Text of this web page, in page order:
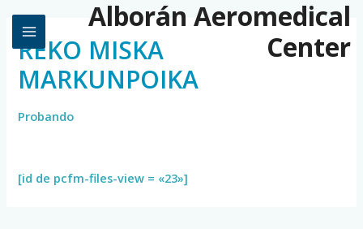
Alborán Aeromedical
Center
REKO MISKA
MARKUNPOIKA
Probando
[id de pcfm-files-view = «23»]